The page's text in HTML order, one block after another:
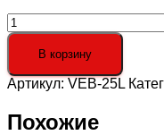
Количество
товара
ВАКУУМНЫЙ
ГЕНЕРАТОР
В корзину
Артикул: VEB-25L
Похожие